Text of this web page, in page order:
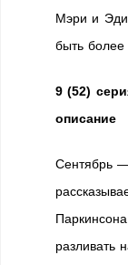
Мэри и
быть
9 (52)
описание
Сентябрь
разливать